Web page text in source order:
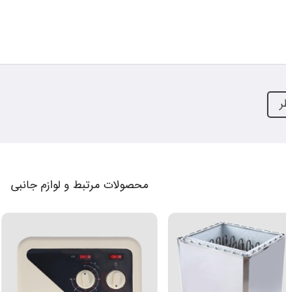
محصولات مرتبط و لوازم جانبی